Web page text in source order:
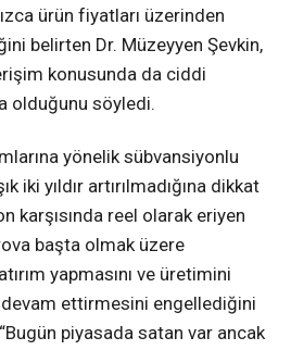
ürün fiyatları üzerinden
belirten Dr. Müzeyyen Şevkin,
konusunda da ciddi
olduğunu söyledi.
yönelik sübvansiyonlu
iki yıldır artırılmadığına dikkat
karşısında reel olarak eriyen
başta olmak üzere
yapmasını ve üretimini
ettirmesini engellediğini
piyasada satan var ancak